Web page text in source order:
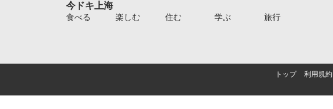
今ドキ上海
食べる 楽しむ 住む 学ぶ 旅行
トップ 利用規約